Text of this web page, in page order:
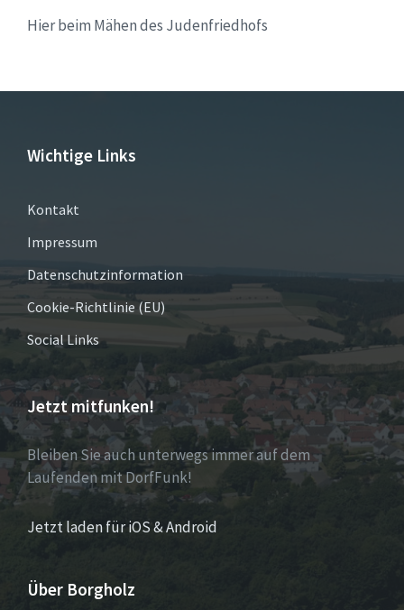
Hier beim Mähen des Judenfriedhofs
Wichtige Links
Kontakt
Impressum
Datenschutzinformation
Cookie-Richtlinie (EU)
Social Links
Jetzt mitfunken!
Bleiben Sie auch unterwegs immer auf dem
Laufenden mit DorfFunk!
Jetzt laden für iOS & Android
Über Borgholz